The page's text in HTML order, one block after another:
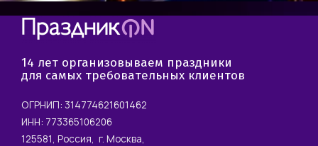
14 лет организовываем праздники
для самых требовательных клиентов
ОГРНИП: 314774621601462
ИНН: 773365106206
125581, Россия, г. Москва,